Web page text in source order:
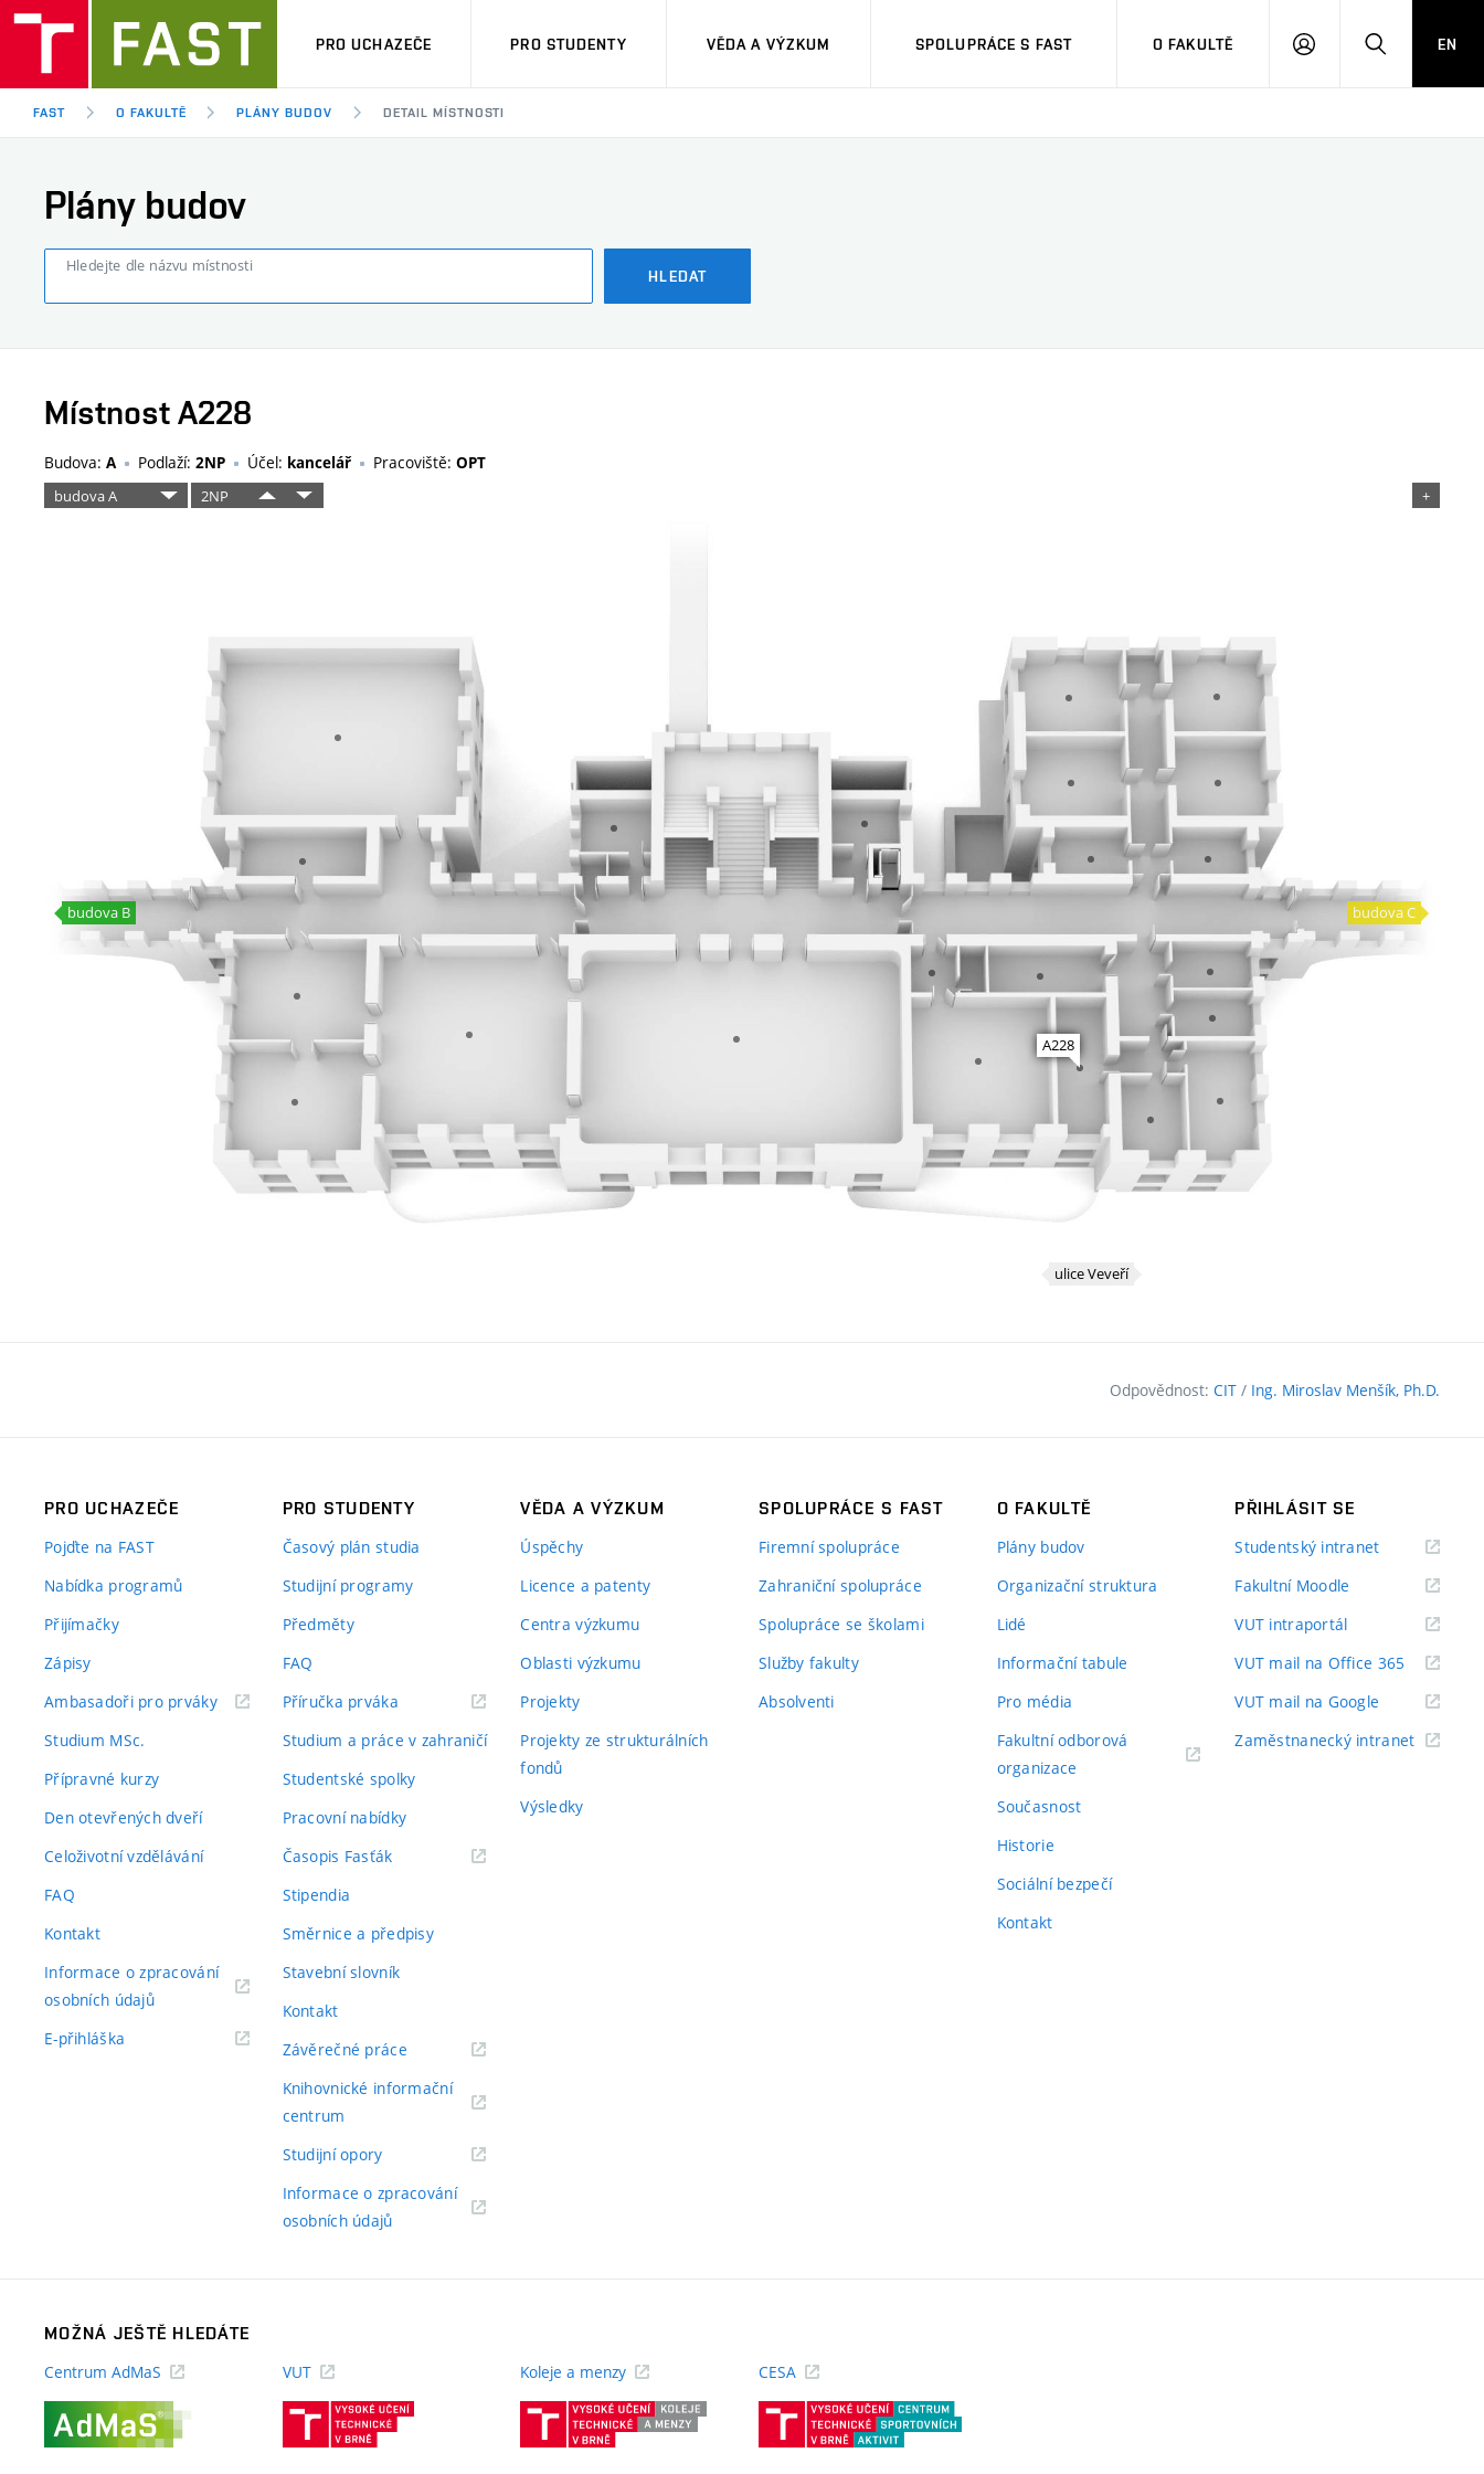
PRO UCHAZEČE PRO STUDENTY VĚDA A VÝZKUM SPOLUPRÁCE S FAST O FAKULTĚ
PŘIHLÁSITHLEDAT
EN
FAST O FAKULTĚ PLÁNY BUDOV DETAIL MÍSTNOSTI
Plány budov
Hledejte dle názvu místnosti
HLEDAT
Místnost A228
Budova: A Podlaží: 2NP Účel: kancelář Pracoviště: OPT
Odpovědnost: CIT / Ing. Miroslav Menšík, Ph.D.
PRO UCHAZEČE
Pojďte na FAST
Nabídka programů
Přijímačky
Zápisy
Ambasadoři pro prváky(externí
Studium MSc.
Přípravné kurzy
Den otevřených dveří
Celoživotní vzdělávání
FAQ
Kontakt
Informace o zpracování
osobních údajů(externí
E-přihláška
PRO STUDENTY
Časový plán studia
Studijní programy
Předměty
FAQ
Příručka prváka(externí
Studium a práce v zahraničí
Studentské spolky
Pracovní nabídky
Časopis Fasťák(externí
Stipendia
Směrnice a předpisy
Stavební slovník
Kontakt
Závěrečné práce(externí
Knihovnické informační
centrum
Studijní opory(externí
Informace o zpracování
osobních údajů(externí
VĚDA A VÝZKUM
Úspěchy
Licence a patenty
Centra výzkumu
Oblasti výzkumu
Projekty
Projekty ze strukturálních
fondů
Výsledky
SPOLUPRÁCE S FAST
Firemní spolupráce
Zahraniční spolupráce
Spolupráce se školami
Služby fakulty
Absolventi
O FAKULTĚ
Plány budov
Organizační struktura
Lidé
Informační tabule
Pro média
Fakultní odborová
organizace
Současnost
Historie
Sociální bezpečí
Kontakt
PŘIHLÁSIT SE
Studentský intranet(externí
Fakultní Moodle
VUT intraportál(externí
VUT mail na Office 365 (externí
odkaz)
VUT mail na Google (externí
Zaměstnanecký intranet(externí
MOŽNÁ JEŠTĚ HLEDÁTE
Centrum AdMaS
VUT
(externí
Koleje a menzy
(externí
CESA